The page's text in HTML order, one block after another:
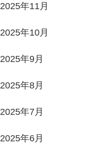
2025年11月
2025年10月
2025年9月
2025年8月
2025年7月
2025年6月